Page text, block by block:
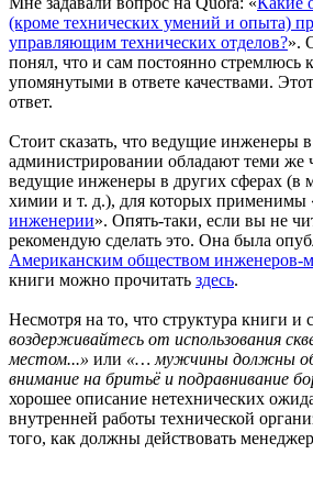
(кроме технических умений и опыта)
управляющим технических отделов?».
понял, что и сам постоянно стремлюсь
упомянутыми в ответе качествами.
ответ.
Стоит сказать, что ведущие инженеры в
администрировании обладают теми же
ведущие инженеры в других сферах (в
химии и т. д.), для которых применимы
инженерии». Опять-таки, если вы не
рекомендую сделать это. Она была
Американским обществом инженеров-
книги можно прочитать здесь.
Несмотря на то, что структура книги и
воздерживайтесь от использования
местом...» или «… мужчины должны
внимание на бритьё и подравнивание
хорошее описание нетехнических
внутренней работы технической
того, как должны действовать